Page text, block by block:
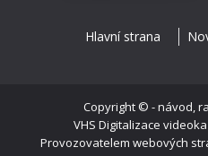
Hlavní strana
Copyright © - návod,
VHS Digitalizace
Provozovatelem webových